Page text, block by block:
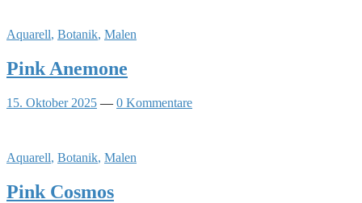
Aquarell, Botanik, Malen
Pink Anemone
15. Oktober 2025 — 0 Kommentare
Aquarell, Botanik, Malen
Pink Cosmos